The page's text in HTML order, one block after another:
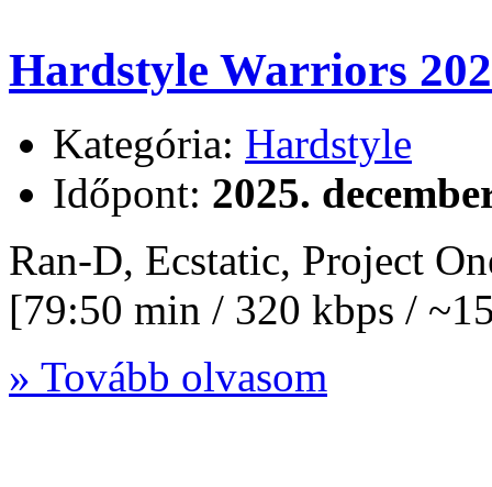
Hardstyle Warriors
Kategória: Hardstyle
Időpont: 2025.
Ran-D, Ecstatic, Project
[79:50 min / 320 kbps /
» Tovább olvasom